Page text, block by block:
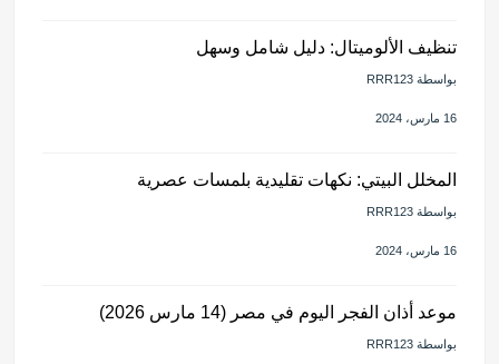
تنظيف الألوميتال: دليل شامل وسهل
بواسطة RRR123
16 مارس، 2024
المخلل البيتي: نكهات تقليدية بلمسات عصرية
بواسطة RRR123
16 مارس، 2024
موعد أذان الفجر اليوم في مصر (14 مارس 2026)
بواسطة RRR123